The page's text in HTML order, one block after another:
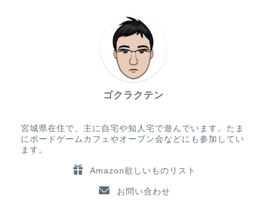
ゴクラクテン
宮城県在住で、主に自宅や知人宅で遊んでいます。たま
にボードゲームカフェやオープン会などにも参加してい
ます。
Amazon欲しいものリスト
お問い合わせ